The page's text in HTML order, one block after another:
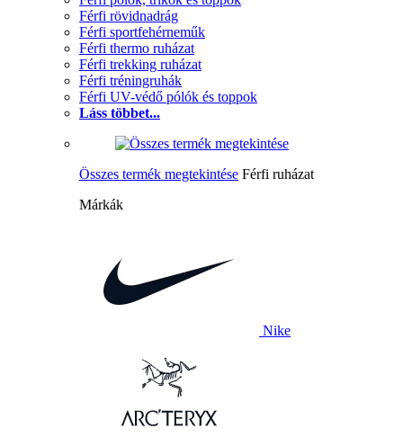
Férfi rövidnadrág
Férfi sportfehérneműk
Férfi thermo ruházat
Férfi trekking ruházat
Férfi tréningruhák
Férfi UV-védő pólók és toppok
Láss többet...
Összes termék megtekintése Férfi ruházat
Márkák
Nike